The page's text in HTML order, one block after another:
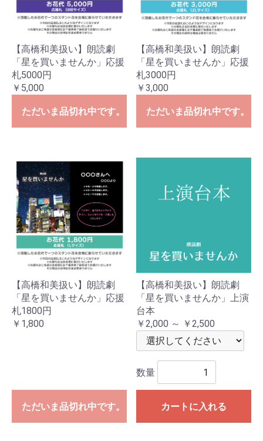
【高橋和美扱い】朗読劇
「星を買いませんか」応援
札5000円
￥5,000
ただいま品切れ中です。
【高橋和美扱い】朗読劇
「星を買いませんか」応援
札3000円
￥3,000
ただいま品切れ中です。
【高橋和美扱い】朗読劇
「星を買いませんか」応援
札1800円
￥1,800
ただいま品切れ中です。
【高橋和美扱い】朗読劇
「星を買いませんか」上演
台本
￥2,000 ～ ￥2,500
数量
カートに入れる